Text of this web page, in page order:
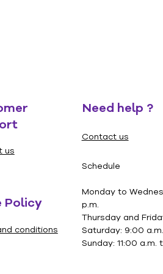
us
Policy
conditions
Need help ?
Contact us
Schedule
Monday to
p.m.
Thursday and
Saturday: 9:00
Sunday: 11:00 a.m.